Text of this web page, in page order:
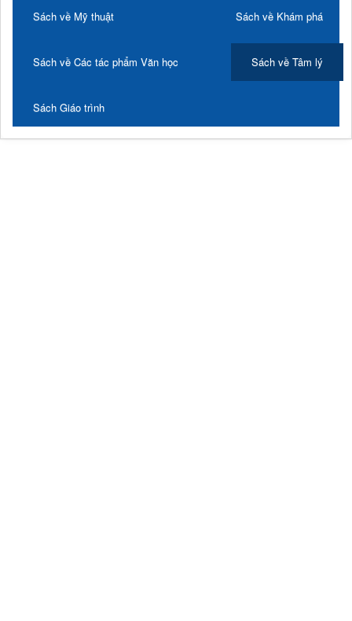
Sách về Mỹ thuật Sách về Khám phá
Sách về Các tác phẩm Văn học Sách về Tâm lý
Sách Giáo trình